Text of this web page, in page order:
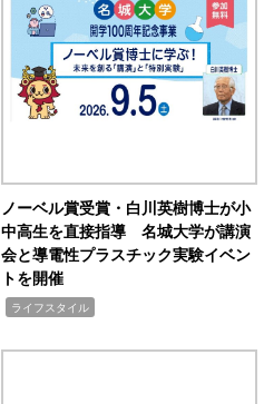
ノーベル賞受賞・白川英樹博士が小
中高生を直接指導 名城大学が講演
会と導電性プラスチック実験イベン
トを開催
ライフスタイル